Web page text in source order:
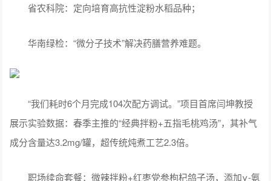
省农科院：定向培育高抗性淀粉水稻品种；
华南绿检：“微分子技术”解决药膳营养难题。
“我们耗时6个月完成104次配方调试。”项目首席闫坤教授
展示实验数据：春季主推的“经典拌粉+五指毛桃鸡汤”，其补气
成分含量达3.2mg/罐，超传统炖煮工艺2.3倍。
职场续命套餐：微辣拌粉+红枣党参枸杞鸽子汤，添加γ-氨